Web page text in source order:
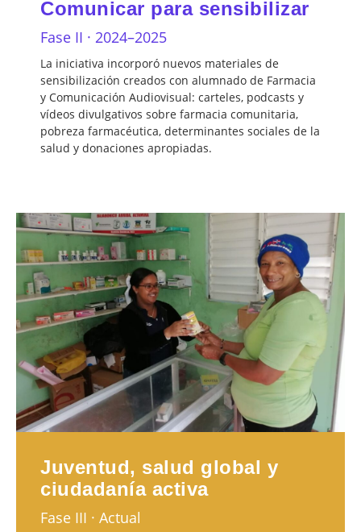
Comunicar para sensibilizar
Fase II · 2024–2025
La iniciativa incorporó nuevos materiales de
sensibilización creados con alumnado de Farmacia
y Comunicación Audiovisual: carteles, podcasts y
vídeos divulgativos sobre farmacia comunitaria,
pobreza farmacéutica, determinantes sociales de la
salud y donaciones apropiadas.
Juventud, salud global y
ciudadanía activa
Fase III · Actual